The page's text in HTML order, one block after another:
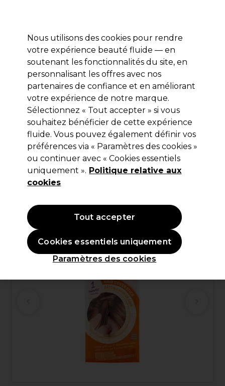
Se connecter
Marques Bons plans Coiffure Electro et Matériel
Livraison et délais
lire la suite
Sibel
Sibel Bâtons pour Cheveux Gris
Blond
(2)
8,85 €Hors TVA
Nous utilisons des cookies pour rendre
votre expérience beauté fluide — en
soutenant les fonctionnalités du site, en
personnalisant les offres avec nos
partenaires de confiance et en améliorant
votre expérience de notre marque.
Sélectionnez « Tout accepter » si vous
souhaitez bénéficier de cette expérience
fluide. Vous pouvez également définir vos
préférences via « Paramètres des cookies »
ou continuer avec « Cookies essentiels
uniquement ». Politique relative aux
cookies
Paramètres des cookies
Cookies essentiels uniquement
Tout accepter